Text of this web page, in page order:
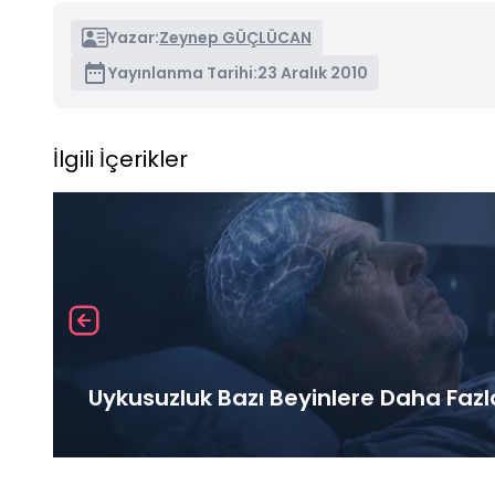
Yazar:Zeynep GÜÇLÜCAN
Yayınlanma Tarihi:23 Aralık 2010
İlgili İçerikler
Uykusuzluk Bazı Beyinlere Daha